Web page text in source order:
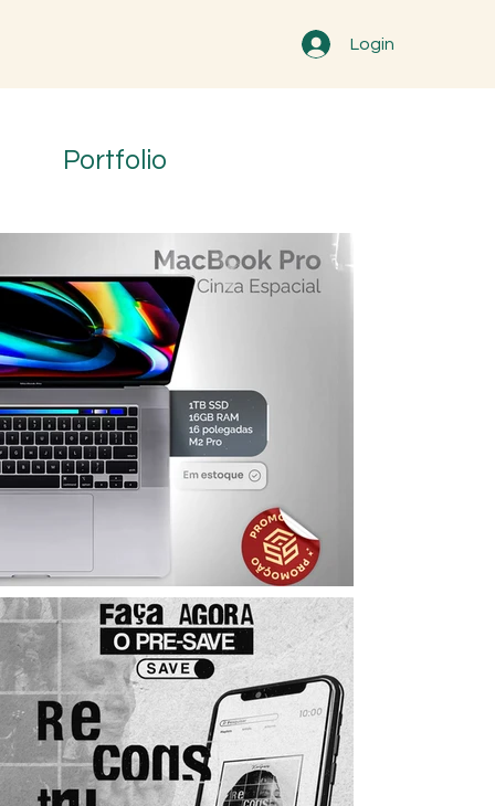
Login
Portfolio